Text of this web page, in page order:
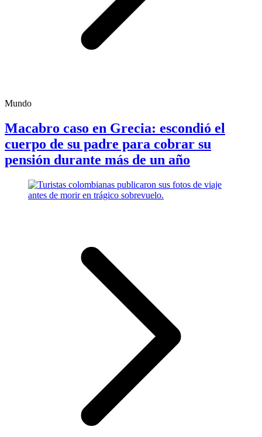
Mundo
Macabro caso en Grecia: escondió el
cuerpo de su padre para cobrar su
pensión durante más de un año